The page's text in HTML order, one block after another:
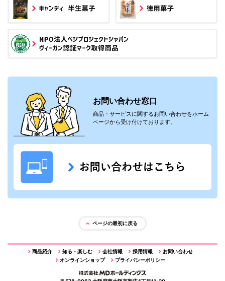
お問い合わせ窓口
商品・サービスに関するお問い合わせをホーム
ページから受け付けております。
ページの最初に戻る
商品紹介 知る・楽しむ 会社情報 採用情報
お問い合わせ
オンラインショップ
プライバシーポリシー